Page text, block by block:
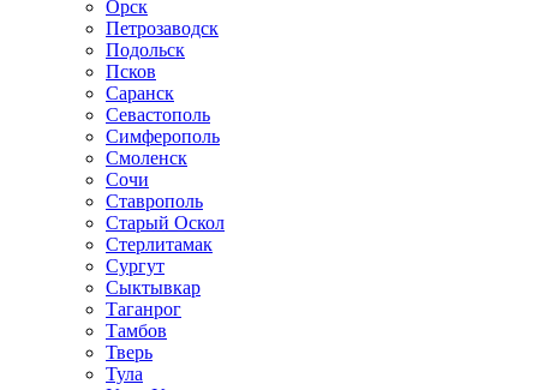
Орск
Петрозаводск
Подольск
Псков
Саранск
Севастополь
Симферополь
Смоленск
Сочи
Ставрополь
Старый Оскол
Стерлитамак
Сургут
Сыктывкар
Таганрог
Тамбов
Тверь
Тула